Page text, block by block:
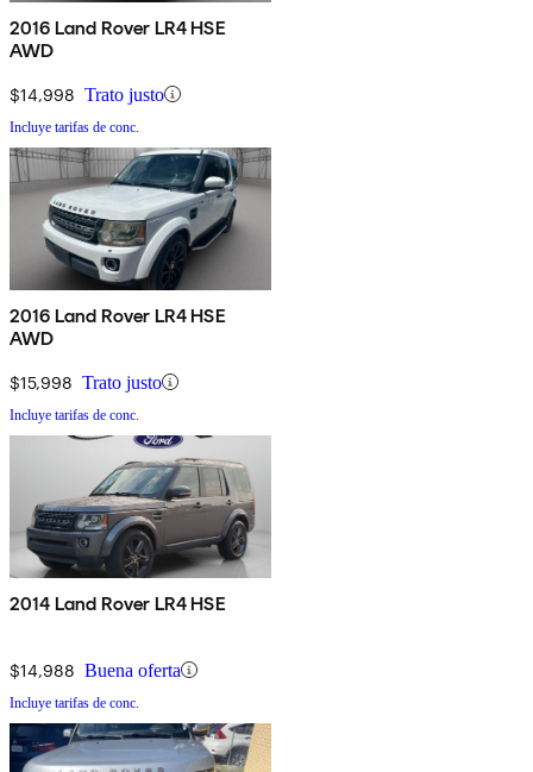
2016 Land Rover LR4 HSE
AWD
$14,998 Trato justo
Incluye tarifas de conc.
2016 Land Rover LR4 HSE
AWD
$15,998 Trato justo
Incluye tarifas de conc.
2014 Land Rover LR4 HSE
$14,988 Buena oferta
Incluye tarifas de conc.